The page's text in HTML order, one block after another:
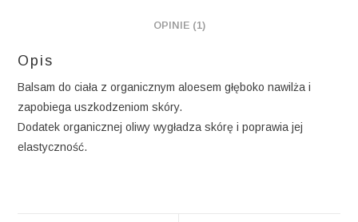
OPINIE (1)
Opis
Balsam do ciała z organicznym aloesem głęboko nawilża i
zapobiega uszkodzeniom skóry.
Dodatek organicznej oliwy wygładza skórę i poprawia jej
elastyczność.